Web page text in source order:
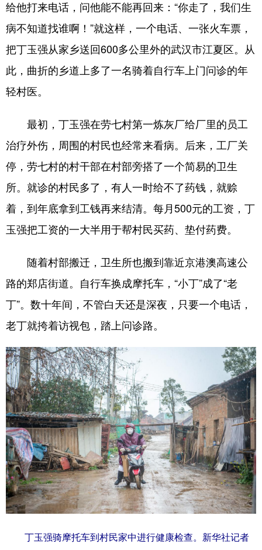
给他打来电话，问他能不能再回来：“你走了，我们生
病不知道找谁啊！”就这样，一个电话、一张火车票，
把丁玉强从家乡送回600多公里外的武汉市江夏区。从
此，曲折的乡道上多了一名骑着自行车上门问诊的年
轻村医。
最初，丁玉强在劳七村第一炼灰厂给厂里的员工
治疗外伤，周围的村民也经常来看病。后来，工厂关
停，劳七村的村干部在村部旁搭了一个简易的卫生
所。就诊的村民多了，有人一时给不了药钱，就赊
着，到年底拿到工钱再来结清。每月500元的工资，丁
玉强把工资的一大半用于帮村民买药、垫付药费。
随着村部搬迁，卫生所也搬到靠近京港澳高速公
路的郑店街道。自行车换成摩托车，“小丁”成了“老
丁”。数十年间，不管白天还是深夜，只要一个电话，
老丁就挎着访视包，踏上问诊路。
丁玉强骑摩托车到村民家中进行健康检查。新华社记者